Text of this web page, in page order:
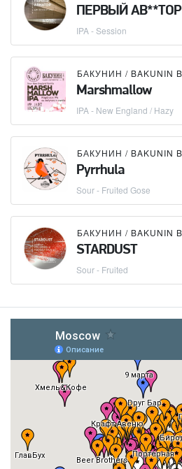
ПЕРВЫЙ АВ**ТОР
IPA - Session
Marshmallow
IPA - New England / Hazy
Pyrrhula
Sour - Fruited Gose
STARDUST
Sour - Fruited